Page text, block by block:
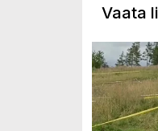
Vaata